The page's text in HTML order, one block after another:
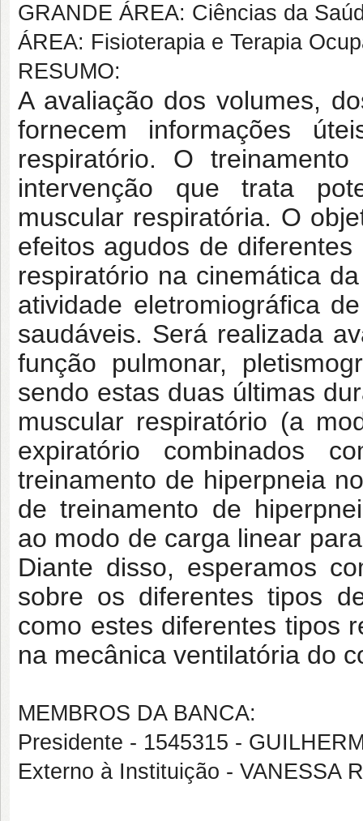
GRANDE ÁREA: Ciências da
ÁREA: Fisioterapia e Terapia
RESUMO:
A avaliação dos volumes,
fornecem informações
respiratório. O
intervenção que trata
muscular respiratória. O
efeitos agudos de
respiratório na cinemática
atividade eletromiográfica
saudáveis. Será realizada
função pulmonar,
sendo estas duas últimas
muscular respiratório (a
expiratório combinados
treinamento de hiperpneia
de treinamento de
ao modo de carga linear
Diante disso, esperamos
sobre os diferentes tipos
como estes diferentes tipos
na mecânica ventilatória do
MEMBROS DA BANCA:
Presidente - 1545315 -
Externo à Instituição - VANESSA